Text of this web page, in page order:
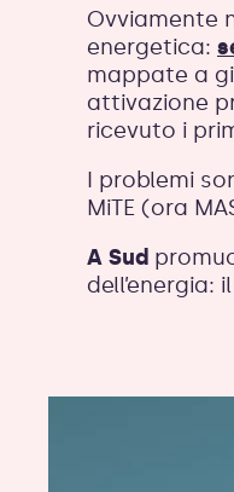
Ovviamente
energetica:
mappate a
attivazione
ricevuto i
I problemi
MiTE (ora
A Sud
dell’energia: